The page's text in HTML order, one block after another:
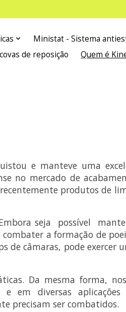
Ministat - Sistema
de reposição Quem é
e manteve uma
no mercado de
produtos de
seja possível
a formação de
de câmaras, pode exercer
Da mesma forma,
e em diversas aplicações
precisam ser combatidos.